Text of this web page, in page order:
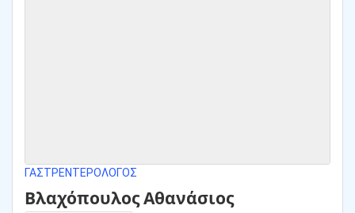
ΓΑΣΤΡΕΝΤΕΡΟΛΌΓΟΣ
Βλαχόπουλος Αθανάσιος